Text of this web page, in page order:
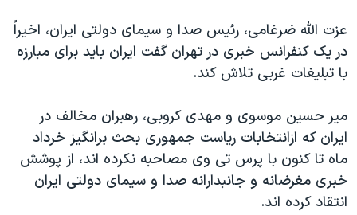
عزت الله ضرغامی، رئیس صدا و سیمای دولتی ایران، اخیراً
در یک کنفرانس خبری در تهران گفت ایران باید برای مبارزه
با تبلیغات غربی تلاش کند.
میر حسین موسوی و مهدی کروبی، رهبران مخالف در
ایران که ازانتخابات ریاست جمهوری بحث برانگیز خرداد
ماه تا کنون با پرس تی وی مصاحبه نکرده اند، از پوشش
خبری مغرضانه و جانبدارانه صدا و سیمای دولتی ایران
انتقاد کرده اند.